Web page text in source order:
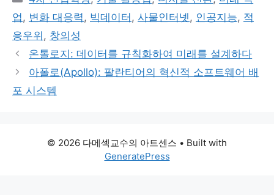
업, 변화 대응력, 빅데이터 , 사물인터넷, 인공지능, 적
응우위 , 창의성
온톨로지: 데이터를 규칙화하여 미래를 설계하다
아폴로(Apollo): 팔란티어의 혁신적 소프트웨어 배
포 시스템
© 2026 다메섹교수의 아트센스 • Built with
GeneratePress